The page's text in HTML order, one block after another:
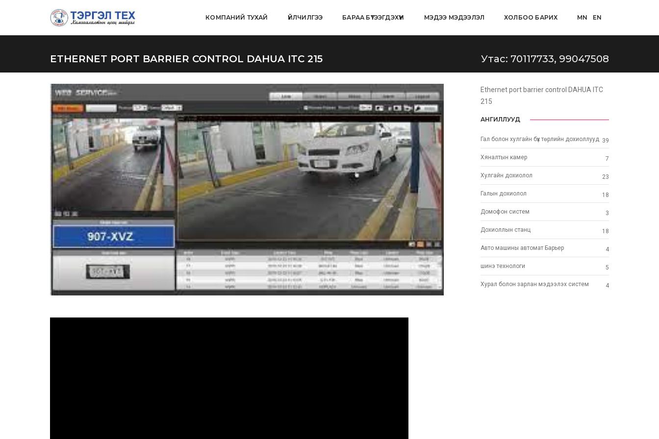
КОМПАНИЙ ТУХАЙ ҮЙЛЧИЛГЭЭ БАРАА БҮТЭЭГДЭХҮҮН МЭДЭЭ МЭДЭЭЛЭЛ ХОЛБОО БАРИХ MN EN
ETHERNET PORT BARRIER CONTROL DAHUA ITC 215 Утас: 70117733, 99047508
Ethernet port barrier control DAHUA ITC
215
АНГИЛЛУУД
Гал болон хулгайн бүх төрлийн дохиоллууд 39
Хяналтын камер 7
Хулгайн дохиолол 23
Галын дохиолол 18
Домофон систем 3
Дохиоллын станц 18
Авто машины автомат Барьер 4
шинэ технoлоги 5
Хурал болон зарлан мэдээлэх систем 4